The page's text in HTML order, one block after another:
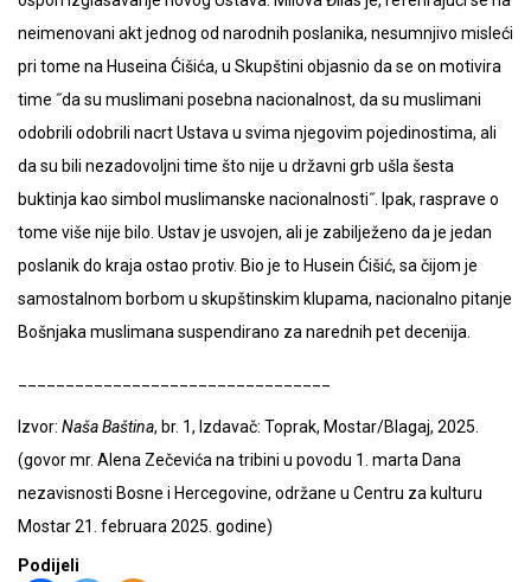
neimenovani akt jednog od narodnih poslanika, nesumnjivo misleći
pri tome na Huseina Ćišića, u Skupštini objasnio da se on motivira
time ˝da su muslimani posebna nacionalnost, da su muslimani
odobrili odobrili nacrt Ustava u svima njegovim pojedinostima, ali
da su bili nezadovoljni time što nije u državni grb ušla šesta
buktinja kao simbol muslimanske nacionalnosti˝. Ipak, rasprave o
tome više nije bilo. Ustav je usvojen, ali je zabilježeno da je jedan
poslanik do kraja ostao protiv. Bio je to Husein Ćišić, sa čijom je
samostalnom borbom u skupštinskim klupama, nacionalno pitanje
Bošnjaka muslimana suspendirano za narednih pet decenija.
Izvor: Naša Baština, br. 1, Izdavač: Toprak, Mostar/Blagaj, 2025.
(govor mr. Alena Zečevića na tribini u povodu 1. marta Dana
nezavisnosti Bosne i Hercegovine, održane u Centru za kulturu
Mostar 21. februara 2025. godine)
Podijeli